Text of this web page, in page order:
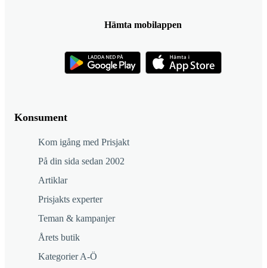
Konsument
Kom igång med Prisjakt
På din sida sedan 2002
Artiklar
Prisjakts experter
Teman & kampanjer
Årets butik
Kategorier A-Ö
Hämta mobilappen